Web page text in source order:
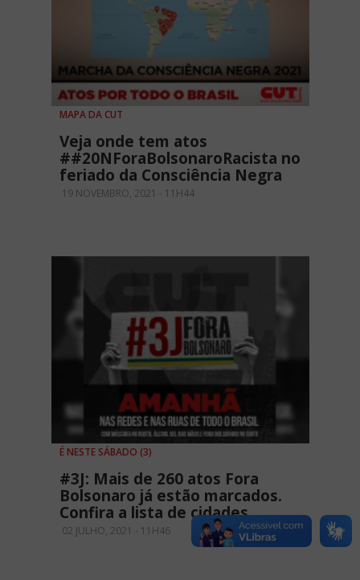
MAPA DA CUT
Veja onde tem atos
##20NForaBolsonaroRacista no
feriado da Consciência Negra
19 NOVEMBRO, 2021 - 11H44
É NESTE SÁBADO (3)
#3J: Mais de 260 atos Fora
Bolsonaro já estão marcados.
Confira a lista de cidades
02 JULHO, 2021 - 11H46